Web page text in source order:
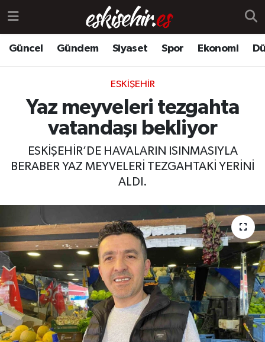
Güncel Gündem Siyaset Spor Ekonomi
ESKIŞEHIR
Yaz meyveleri tezgahta
vatandaşı bekliyor
ESKİŞEHİR’DE HAVALARIN ISINMASIYLA
BERABER YAZ MEYVELERİ TEZGAHTAKİ YERİNİ
ALDI.